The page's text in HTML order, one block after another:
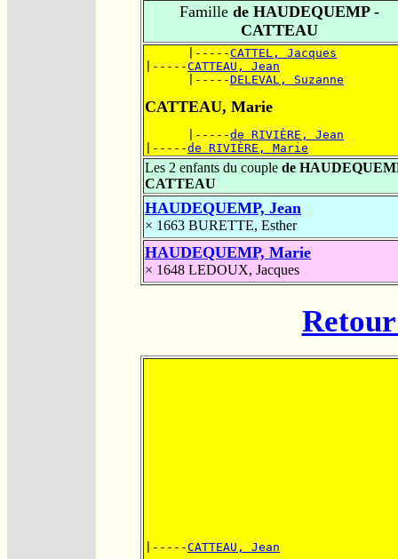
Famille de HAUDEQUEMP -
CATTEAU
      |-----
CATTEL, Jacques
|-----CATTEAU, Jean
      |-----
DELEVAL, Suzanne
CATTEAU, Marie
      |-----
de RIVIÈRE, Jean
|-----de RIVIÈRE, Marie
Les 2 enfants du couple de
CATTEAU
HAUDEQUEMP, Jean
× 1663 BURETTE, Esther
HAUDEQUEMP, Marie
× 1648 LEDOUX, Jacques
|-----CATTEAU, Jean